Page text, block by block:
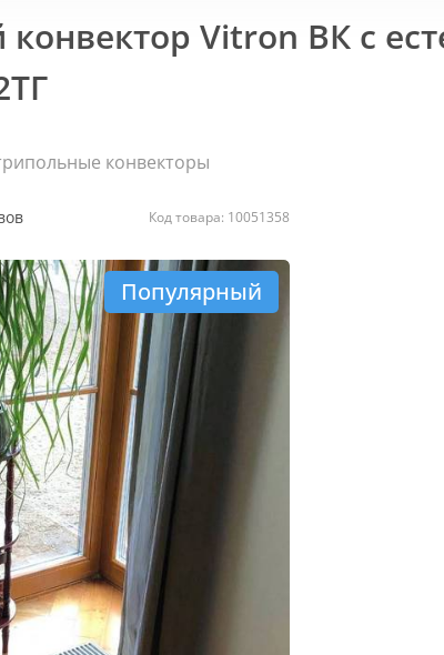
Vitron ВК с
конвекторы
Код товара: 10051358
Популярный